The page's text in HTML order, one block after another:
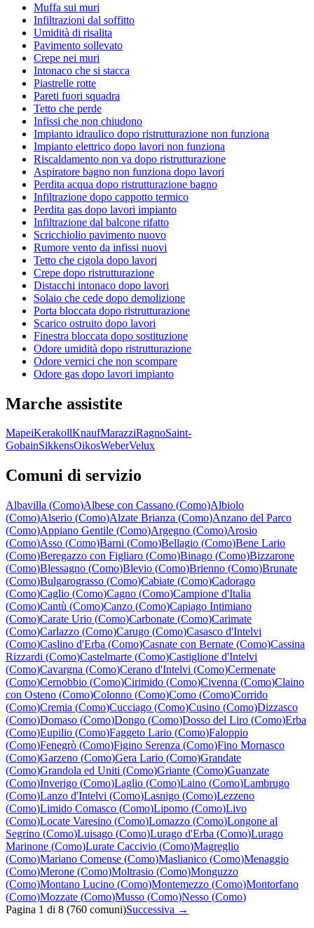
Muffa sui muri
Infiltrazioni dal soffitto
Umidità di risalita
Pavimento sollevato
Crepe nei muri
Intonaco che si stacca
Piastrelle rotte
Pareti fuori squadra
Tetto che perde
Infissi che non chiudono
Impianto idraulico dopo ristrutturazione non funziona
Impianto elettrico dopo lavori non funziona
Riscaldamento non va dopo ristrutturazione
Aspiratore bagno non funziona dopo lavori
Perdita acqua dopo ristrutturazione bagno
Infiltrazione dopo cappotto termico
Perdita gas dopo lavori impianto
Infiltrazione dal balcone rifatto
Scricchiolio pavimento nuovo
Rumore vento da infissi nuovi
Tetto che cigola dopo lavori
Crepe dopo ristrutturazione
Distacchi intonaco dopo lavori
Solaio che cede dopo demolizione
Porta bloccata dopo ristrutturazione
Scarico ostruito dopo lavori
Finestra bloccata dopo sostituzione
Odore umidità dopo ristrutturazione
Odore vernici che non scompare
Odore gas dopo lavori impianto
Marche assistite
MapeiKerakollKnaufMarazziRagnoSaint-
GobainSikkensOikosWeberVelux
Comuni di servizio
Albavilla (Como)Albese con Cassano (Como)Albiolo
(Como)Alserio (Como)Alzate Brianza (Como)Anzano del Parco
(Como)Appiano Gentile (Como)Argegno (Como)Arosio
(Como)Asso (Como)Barni (Como)Bellagio (Como)Bene Lario
(Como)Beregazzo con Figliaro (Como)Binago (Como)Bizzarone
(Como)Blessagno (Como)Blevio (Como)Brienno (Como)Brunate
(Como)Bulgarograsso (Como)Cabiate (Como)Cadorago
(Como)Caglio (Como)Cagno (Como)Campione d'Italia
(Como)Cantù (Como)Canzo (Como)Capiago Intimiano
(Como)Carate Urio (Como)Carbonate (Como)Carimate
(Como)Carlazzo (Como)Carugo (Como)Casasco d'Intelvi
(Como)Caslino d'Erba (Como)Casnate con Bernate (Como)Cassina
Rizzardi (Como)Castelmarte (Como)Castiglione d'Intelvi
(Como)Cavargna (Como)Cerano d'Intelvi (Como)Cermenate
(Como)Cernobbio (Como)Cirimido (Como)Civenna (Como)Claino
con Osteno (Como)Colonno (Como)Como (Como)Corrido
(Como)Cremia (Como)Cucciago (Como)Cusino (Como)Dizzasco
(Como)Domaso (Como)Dongo (Como)Dosso del Liro (Como)Erba
(Como)Eupilio (Como)Faggeto Lario (Como)Faloppio
(Como)Fenegrò (Como)Figino Serenza (Como)Fino Mornasco
(Como)Garzeno (Como)Gera Lario (Como)Grandate
(Como)Grandola ed Uniti (Como)Griante (Como)Guanzate
(Como)Inverigo (Como)Laglio (Como)Laino (Como)Lambrugo
(Como)Lanzo d'Intelvi (Como)Lasnigo (Como)Lezzeno
(Como)Limido Comasco (Como)Lipomo (Como)Livo
(Como)Locate Varesino (Como)Lomazzo (Como)Longone al
Segrino (Como)Luisago (Como)Lurago d'Erba (Como)Lurago
Marinone (Como)Lurate Caccivio (Como)Magreglio
(Como)Mariano Comense (Como)Maslianico (Como)Menaggio
(Como)Merone (Como)Moltrasio (Como)Monguzzo
(Como)Montano Lucino (Como)Montemezzo (Como)Montorfano
(Como)Mozzate (Como)Musso (Como)Nesso (Como)
Pagina 1 di 8 (760 comuni)Successiva →